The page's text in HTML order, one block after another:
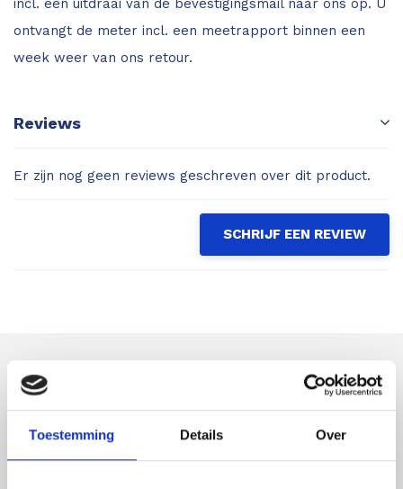
Toestemming Details Over
incl. een uitdraai van de bevestigingsmail naar ons op. U
ontvangt de meter incl. een meetrapport binnen een
week weer van ons retour.
Reviews
Er zijn nog geen reviews geschreven over dit product.
SCHRIJF EEN REVIEW
Astek
Productspecialist voor uw meet- en
inspectieapparatuur